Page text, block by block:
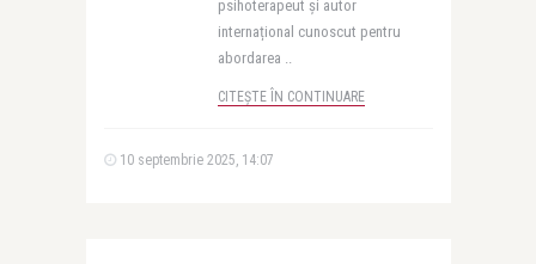
psihoterapeut și autor
internațional cunoscut pentru
abordarea ..
CITEȘTE ÎN CONTINUARE
10 septembrie 2025, 14:07